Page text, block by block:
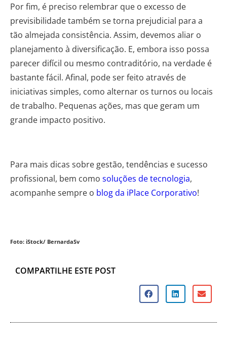
Por fim, é preciso relembrar que o excesso de
previsibilidade também se torna prejudicial para a
tão almejada consistência. Assim, devemos aliar o
planejamento à diversificação. E, embora isso possa
parecer difícil ou mesmo contraditório, na verdade é
bastante fácil. Afinal, pode ser feito através de
iniciativas simples, como alternar os turnos ou locais
de trabalho. Pequenas ações, mas que geram um
grande impacto positivo.
Para mais dicas sobre gestão, tendências e sucesso
profissional, bem como soluções de tecnologia,
acompanhe sempre o blog da iPlace Corporativo!
Foto: iStock/ BernardaSv
COMPARTILHE ESTE POST